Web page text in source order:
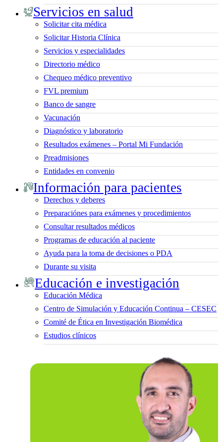
Servicios en salud
Solicitar cita médica
Solicitar Historia Clínica
Servicios y especialidades
Directorio médico
Chequeo médico preventivo
FVL premium
Banco de sangre
Vacunación
Diagnóstico y laboratorio
Resultados exámenes – Portal Mi Fundación
Preadmisiones
Entidades en convenio
Información para pacientes
Derechos y deberes
Preparaciónes para exámenes y procedimientos
Consultar resultados médicos
Programas de educación al paciente
Ayuda para la toma de decisiones o PDA
Durante su visita
Educación e investigación
Educación Médica
Centro de Simulación y Educación Continua – CESEC
Comité de Ética en Investigación Biomédica
Estudios clínicos